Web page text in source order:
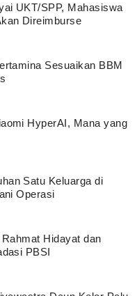
UKT/SPP, Mahasiswa
Direimburse
Sesuaikan BBM
HyperAI, Mana yang
Satu Keluarga di
Operasi
Hidayat dan
PBSI